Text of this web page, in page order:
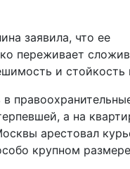
заявила, что ее
переживает
и стойкость
а на
арестовал
крупном